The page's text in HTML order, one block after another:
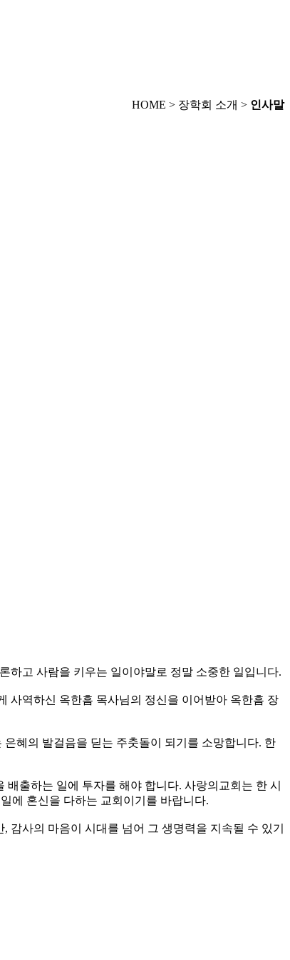
HOME > 장학회 소개 > 인사말
하고 사람을 키우는 일이야말로 정말 소중한 일입니다.
사역하신 옥한흠 목사님의 정신을 이어받아 옥한흠 장
혜의 발걸음을 딛는 주춧돌이 되기를 소망합니다. 한
출하는 일에 투자를 해야 합니다. 사랑의교회는 한 시
에 혼신을 다하는 교회이기를 바랍니다.
사의 마음이 시대를 넘어 그 생명력을 지속될 수 있기